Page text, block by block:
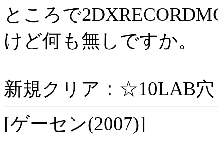
ところで
けど何も無しですか。
新規クリア：☆10LAB穴
[ゲーセン(2007)]